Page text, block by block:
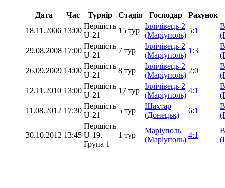
Дата Час Турнір Стадія Господар
Рахунок
18.11.2006 13:00
Першість
U-21
15 тур
Іллічівець-2
(Маріуполь)
5:1
29.08.2008 17:00
Першість
U-21
7 тур
Іллічівець-2
(Маріуполь)
1:3
26.09.2009 14:00
Першість
U-21
8 тур
Іллічівець-2
(Маріуполь)
2:0
12.11.2010 13:00
Першість
U-21
17 тур
Іллічівець-2
(Маріуполь)
4:1
11.08.2012 17:30
Першість
U-21
5 тур
Шахтар
(Донецьк)
6:1
30.10.2012 13:45
Першість
U-19.
Група 1
1 тур
Маріуполь
(Маріуполь)
4:1